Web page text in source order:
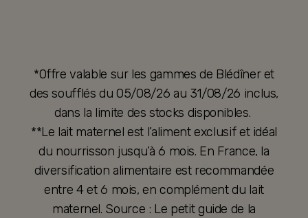
*Offre valable sur les gammes de Blédîner et
des soufflés du 05/08/26 au 31/08/26 inclus,
dans la limite des stocks disponibles.
**Le lait maternel est l’aliment exclusif et idéal
du nourrisson jusqu’à 6 mois. En France, la
diversification alimentaire est recommandée
entre 4 et 6 mois, en complément du lait
maternel. Source : Le petit guide de la